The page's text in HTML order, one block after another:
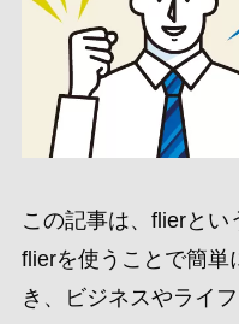
この記事は、flierとい
flierを使うことで簡単
き、ビジネスやライ